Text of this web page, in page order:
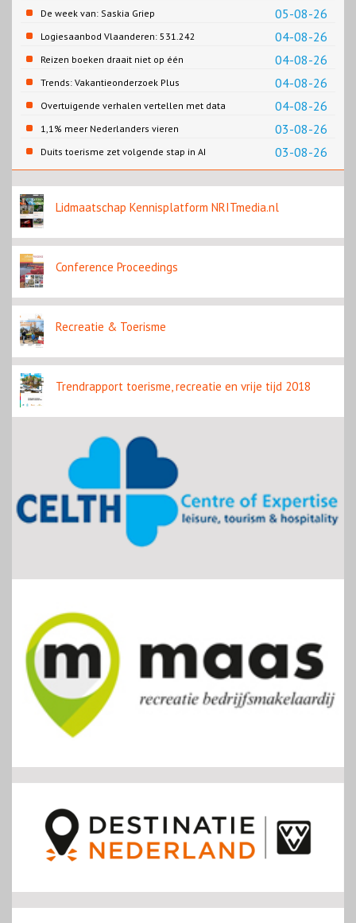
naar Porto
05-08-26
De week van: Saskia Griep
04-08-26
Logiesaanbod Vlaanderen: 531.242
slaapplaatsen
04-08-26
Reizen boeken draait niet op één
contentbron
04-08-26
Trends: Vakantieonderzoek Plus
04-08-26
Overtuigende verhalen vertellen met data
03-08-26
1,1% meer Nederlanders vieren
zomervakantie in Turkije
03-08-26
Duits toerisme zet volgende stap in AI
content
Lidmaatschap Kennisplatform NRITmedia.nl
Conference Proceedings
Recreatie & Toerisme
Trendrapport toerisme, recreatie en vrije tijd 2018